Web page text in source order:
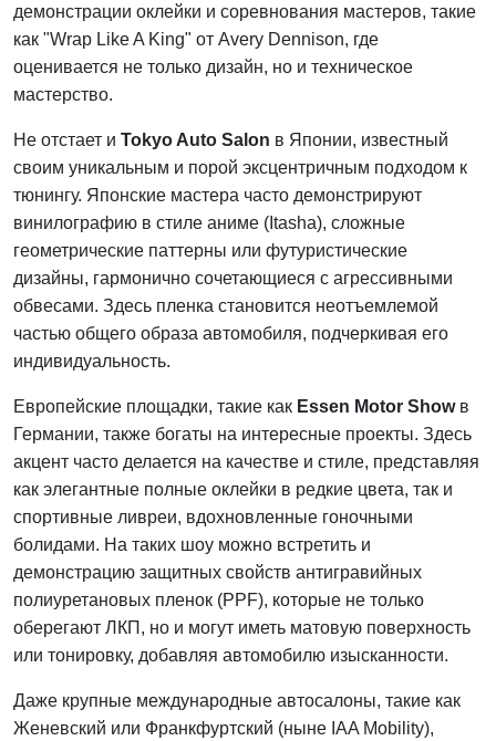
демонстрации оклейки и соревнования мастеров, такие
как "Wrap Like A King" от Avery Dennison, где
оценивается не только дизайн, но и техническое
мастерство.
Не отстает и Tokyo Auto Salon в Японии, известный
своим уникальным и порой эксцентричным подходом к
тюнингу. Японские мастера часто демонстрируют
винилографию в стиле аниме (Itasha), сложные
геометрические паттерны или футуристические
дизайны, гармонично сочетающиеся с агрессивными
обвесами. Здесь пленка становится неотъемлемой
частью общего образа автомобиля, подчеркивая его
индивидуальность.
Европейские площадки, такие как Essen Motor Showв
Германии, также богаты на интересные проекты. Здесь
акцент часто делается на качестве и стиле, представляя
как элегантные полные оклейки в редкие цвета, так и
спортивные ливреи, вдохновленные гоночными
болидами. На таких шоу можно встретить и
демонстрацию защитных свойств антигравийных
полиуретановых пленок (PPF), которые не только
оберегают ЛКП, но и могут иметь матовую поверхность
или тонировку, добавляя автомобилю изысканности.
Даже крупные международные автосалоны, такие как
Женевский или Франкфуртский (ныне IAA Mobility),